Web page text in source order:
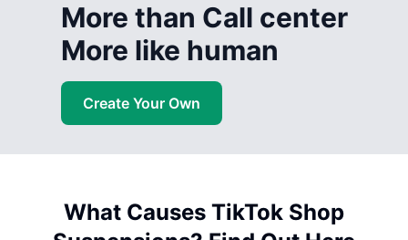
More than Call center
More like human
Create Your Own
What Causes TikTok Shop